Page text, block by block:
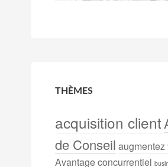
THÈMES
acquisition client
de Conseil
Avantage concurrentiel